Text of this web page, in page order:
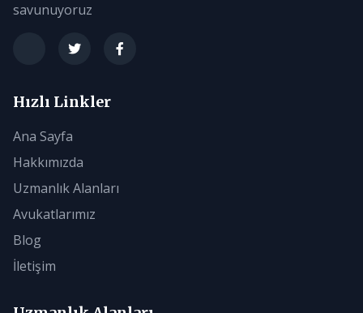
savunuyoruz
Hızlı Linkler
Ana Sayfa
Hakkımızda
Uzmanlık Alanları
Avukatlarımız
Blog
İletişim